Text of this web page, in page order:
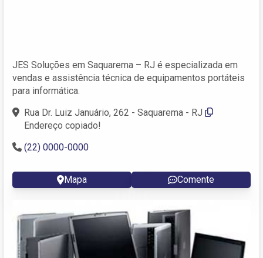
JES Soluções em Saquarema – RJ é especializada em
vendas e assistência técnica de equipamentos portáteis
para informática.
Rua Dr. Luiz Januário, 262 - Saquarema - RJ
Endereço copiado!
(22) 0000-0000
Mapa Comente